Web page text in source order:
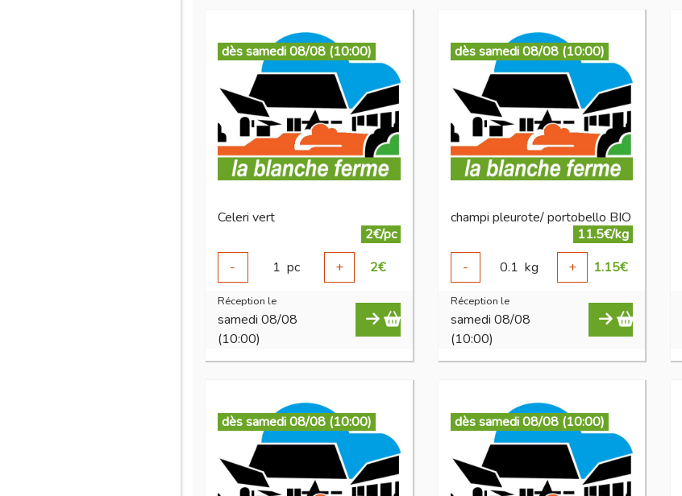
dès samedi 08/08 (10:00)
Celeri vert
2€/pc
-
1 pc + 2€
Réception le
samedi 08/08
(10:00)
dès samedi 08/08 (10:00)
champi pleurote/ portobello BIO
11.5€/kg
-
0.1 kg + 1.15€
Réception le
samedi 08/08
(10:00)
dès samedi 08/08 (10:00) dès samedi 08/08 (10:00)